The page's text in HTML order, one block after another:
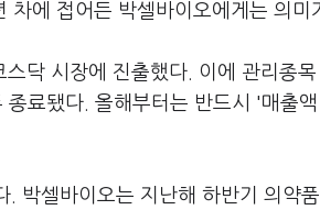
에 접어든 박셀바이오에게는 의미
닥 시장에 진출했다. 이에 관리종
료됐다. 올해부터는 반드시 '매출
박셀바이오는 지난해 하반기 의약